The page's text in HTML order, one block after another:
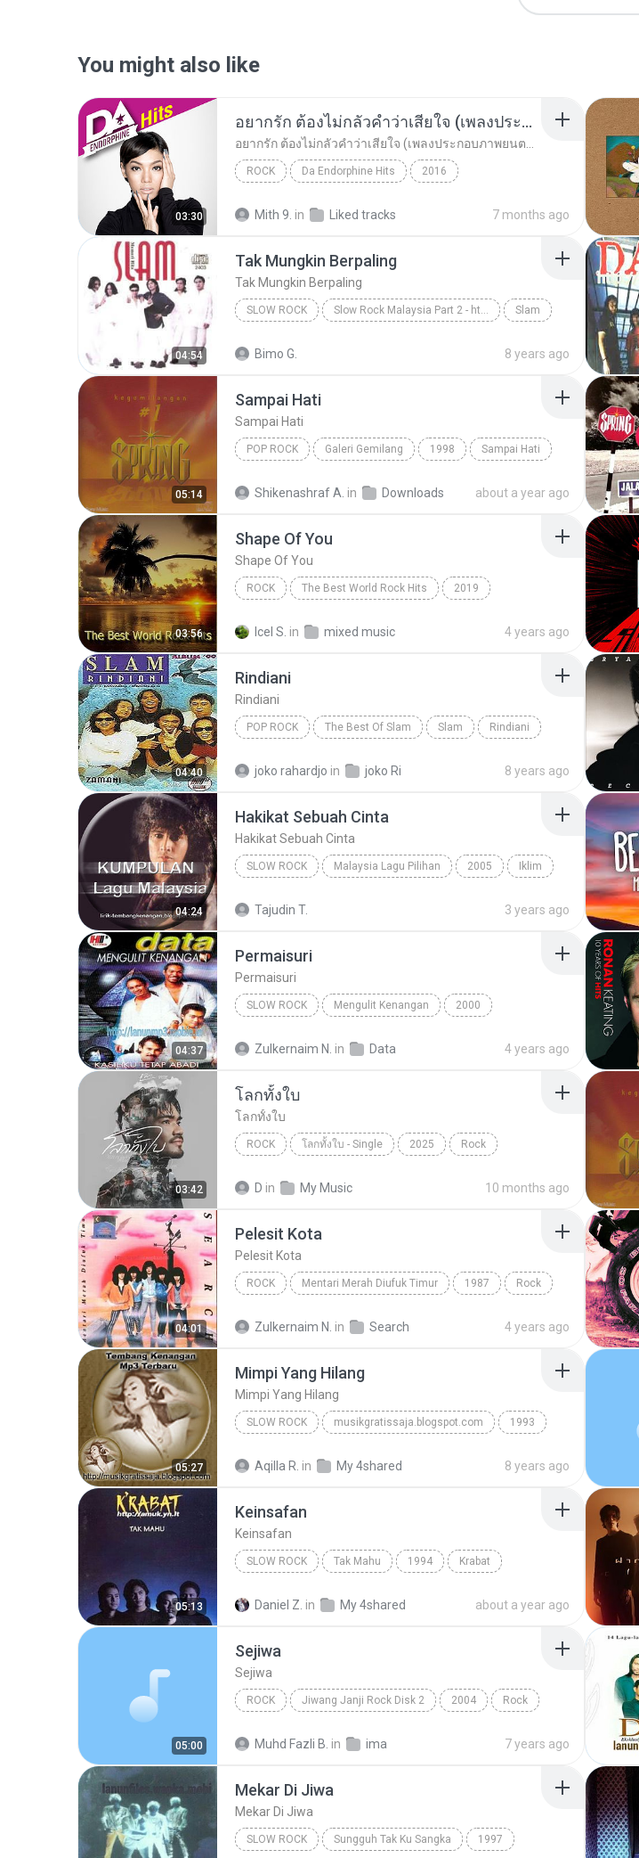
You might also like
03:30
อยากรัก ต้องไม่กลัวคำว่าเสียใจ (เพลงประกอบภาพยนตร์ รัก 7 ปี ดี 7 หน)
ROCK Da Endorphine Hits 2016
Mith 9. in Liked tracks 7 months ago
04:54
Tak Mungkin Berpaling
Tak Mungkin Berpaling
SLOW ROCK Slow Rock Malaysia Part 2 - http://idws.in/310179 Slam
Bimo G. 8 years ago
05:14
Sampai Hati
Sampai Hati
POP ROCK Galeri Gemilang 1998 Sampai Hati
Shikenashraf A. in Downloads about a year ago
03:56
Shape Of You
Shape Of You
ROCK The Best World Rock Hits 2019
Icel S. in mixed music 4 years ago
04:40
Rindiani
Rindiani
POP ROCK The Best Of Slam Slam Rindiani
joko rahardjo in joko Ri 8 years ago
04:24
Hakikat Sebuah Cinta
Hakikat Sebuah Cinta
SLOW ROCK Malaysia Lagu Pilihan 2005 Iklim
Tajudin T. 3 years ago
04:37
Permaisuri
Permaisuri
SLOW ROCK Mengulit Kenangan 2000
Zulkernaim N. in Data 4 years ago
03:42
โลกทั้งใบ
โลกทั้งใบ
ROCK โลกทั้งใบ - Single 2025 Rock
D in My Music 10 months ago
04:01
Pelesit Kota
Pelesit Kota
ROCK Mentari Merah Diufuk Timur 1987 Rock
Zulkernaim N. in Search 4 years ago
05:27
Mimpi Yang Hilang
Mimpi Yang Hilang
SLOW ROCK musikgratissaja.blogspot.com 1993
Aqilla R. in My 4shared 8 years ago
05:13
Keinsafan
Keinsafan
SLOW ROCK Tak Mahu 1994 Krabat
Daniel Z. in My 4shared about a year ago
05:00
Sejiwa
Sejiwa
ROCK Jiwang Janji Rock Disk 2 2004 Rock
Muhd Fazli B. in ima 7 years ago
Mekar Di Jiwa
Mekar Di Jiwa
SLOW ROCK Sungguh Tak Ku Sangka 1997